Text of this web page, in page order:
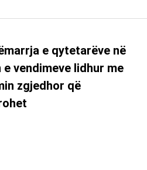
e qytetarëve në
e vendimeve lidhur me
zgjedhor që